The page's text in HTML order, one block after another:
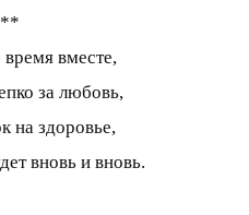
время вместе,
за любовь,
на здоровье,
вновь и вновь.